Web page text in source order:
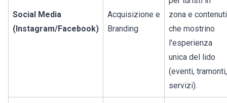
Social Media
(Instagram/Facebook)
Acquisizione e
Branding
zona e contenuti
che mostrino
l'esperienza
unica del lido
(eventi, tramonti,
servizi).